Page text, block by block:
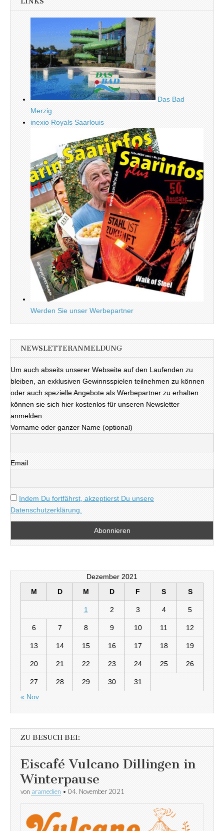
Das Bad
Merzig
inexio Royals Saarlouis
Werden Sie unser Werbepartner
NEWSLETTERANMELDUNG
Um auch abseits unserer Webseite auf den Laufenden zu
bleiben, an exklusiven Gewinnsspielen teilnehmen zu können
oder auch spezielle Angebote als Werbepartner zu erhalten
können sie sich hier kostenlos für unseren Newsletter
anmelden.
Vorname oder ganzer Name (optional)
Email
Indem Du fortfährst, akzeptierst Du unsere
Datenschutzerklärung.
Dezember 2021
M
D M D F S S
1 2 3 4 5
6 7 8 9 10 11 12
13 14 15 16 17 18 19
20 21 22 23 24 25 26
27 28 29 30
31
« Nov
ZU BESUCH BEI:
Eiscafé Vulcano Dillingen in
Winterpause
von aramedien • 04. November 2021